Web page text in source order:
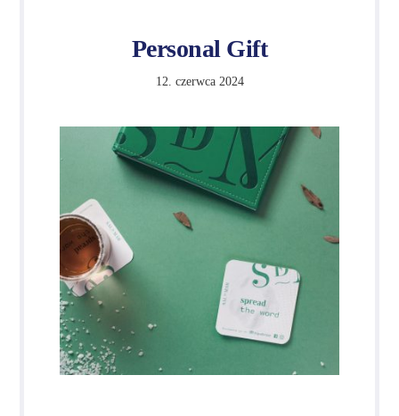
Personal Gift
12. czerwca 2024